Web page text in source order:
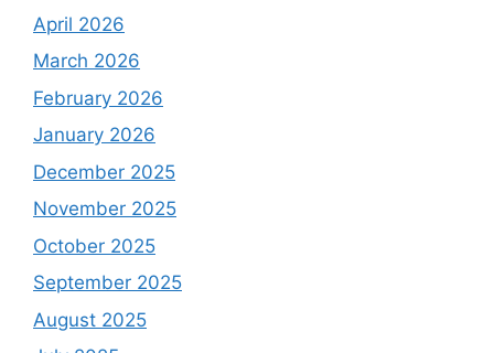
April 2026
March 2026
February 2026
January 2026
December 2025
November 2025
October 2025
September 2025
August 2025